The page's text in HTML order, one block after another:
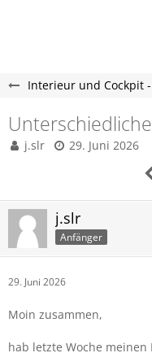
Interieur und Cockpit
j.slr
29. Juni 2026
j.slr
Anfänger
29. Juni 2026
Moin zusammen,
hab letzte Woche